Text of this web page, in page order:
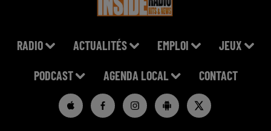
RADIO ACTUALITÉS EMPLOI JEUX
PODCAST AGENDA LOCAL CONTACT